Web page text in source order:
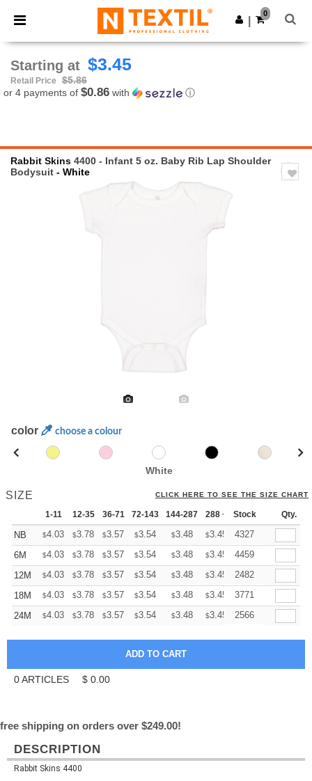
× Ntextil App
Better prices on app!
Get the app
0
Starting at $3.45
Retail Price
$5.86
or 4 payments of $0.86 with ⓘ
Rabbit Skins 4400 - Infant 5 oz. Baby Rib Lap Shoulder
Bodysuit - White
color choose a colour
White
SIZE CLICK HERE TO SEE THE SIZE CHART
1-11 12-35 36-71 72-143 144-287 288 + More
Stock Qty.
NB $4.03 $3.78 $3.57 $3.54 $3.48 $3.45 +
4327
6M
$4.03 $3.78 $3.57 $3.54 $3.48 $3.45 +
4459
12M
$4.03 $3.78 $3.57 $3.54 $3.48 $3.45 +
2482
18M
$4.03 $3.78 $3.57 $3.54 $3.48 $3.45 +
3771
24M
$4.03 $3.78 $3.57 $3.54 $3.48 $3.45 +
2566
0ARTICLES $ 0.00
free shipping on orders over $249.00!
DESCRIPTION
Rabbit Skins 4400